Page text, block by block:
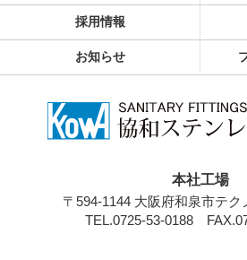
採用情報
お知らせ
本社工場
〒594-1144 大阪府和泉市テク
TEL.0725-53-0188